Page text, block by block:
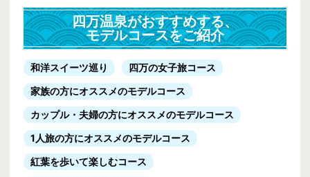
四万温泉がおすすめする、
モデルコースをご紹介
和洋スイーツ巡り
四万の女子旅コース
家族の方にオススメのモデルコース
カップル・夫婦の方にオススメのモデルコース
1人旅の方にオススメのモデルコース
紅葉を歩いて楽しむコース